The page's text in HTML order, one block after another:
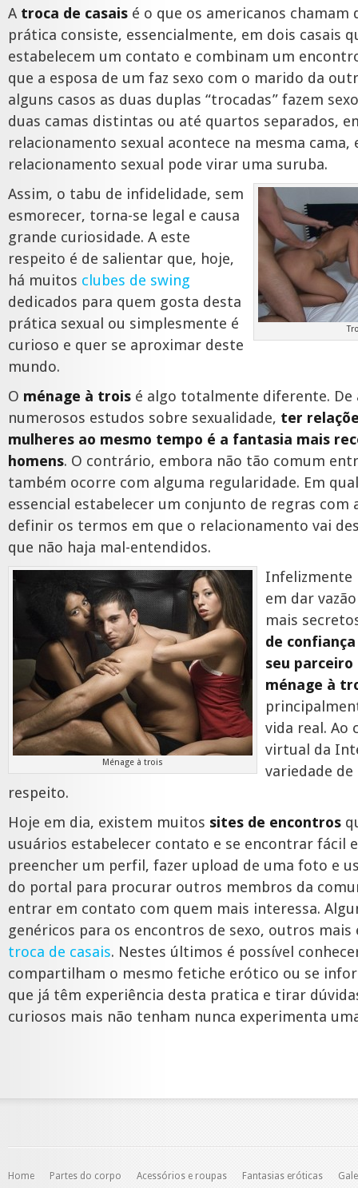
A troca de casais é o que os americanos chamam
prática consiste, essencialmente, em dois casais
estabelecem um contato e combinam um
que a esposa de um faz sexo com o marido da
alguns casos as duas duplas “trocadas” fazem
duas camas distintas ou até quartos separados,
relacionamento sexual acontece na mesma cama,
relacionamento sexual pode virar uma suruba.
Assim, o tabu de infidelidade, sem
esmorecer, torna-se legal e causa
grande curiosidade. A este
respeito é de salientar que, hoje,
há muitos clubes de swing
dedicados para quem gosta desta
prática sexual ou simplesmente é
curioso e quer se aproximar deste
mundo.
O ménage à trois é algo totalmente diferente. De
numerosos estudos sobre sexualidade, ter
mulheres ao mesmo tempo é a fantasia mais
homens. O contrário, embora não tão comum
também ocorre com alguma regularidade. Em
essencial estabelecer um conjunto de regras com
definir os termos em que o relacionamento vai
que não haja mal-entendidos.
Ménage à trois
Infelizmente
em dar
mais
de
seu
ménage à
vida real. Ao
virtual da
variedade
respeito.
Hoje em dia, existem muitos sites de encontros
usuários estabelecer contato e se encontrar fácil
preencher um perfil, fazer upload de uma foto e
do portal para procurar outros membros da
entrar em contato com quem mais interessa.
genéricos para os encontros de sexo, outros mais
troca de casais. Nestes últimos é possível
compartilham o mesmo fetiche erótico ou se
que já têm experiência desta pratica e tirar
curiosos mais não tenham nunca experimenta
Home Partes do corpo Acessórios e roupas Fantasias eróticas